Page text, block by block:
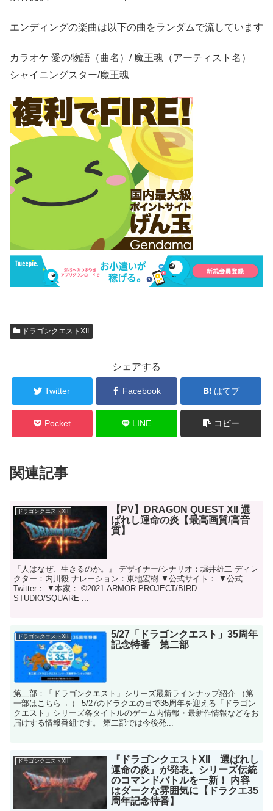
エンディングの楽曲は以下の曲をランダムで流しています
カラオケ 愛の物語（曲名）/ 魔王魂（アーティスト名）
シャイニングスター/魔王魂
ドラゴンクエストXII
シェアする
Twitter Facebook はてブ
Pocket LINE コピー
関連記事
ドラゴンクエストXII
【PV】DRAGON QUEST XII 選
ばれし運命の炎【最高画質/高音
質】
『人はなぜ、生きるのか。』 デザイナー/シナリオ：堀井雄二 ディレ
クター：内川毅 ナレーション：東地宏樹 ▼公式サイト： ▼公式
Twitter： ▼本家： ©2021 ARMOR PROJECT/BIRD
STUDIO/SQUARE ...
ドラゴンクエストXII
5/27「ドラゴンクエスト」35周年
記念特番 第二部
第二部：「ドラゴンクエスト」シリーズ最新ラインナップ紹介 （第
一部はこちら→ ） 5/27のドラクエの日で35周年を迎える「ドラゴン
クエスト」シリーズ各タイトルのゲーム内情報・最新作情報などをお
届けする情報番組です。 第二部では今後発...
ドラゴンクエストXII
『ドラゴンクエストXII 選ばれし
運命の炎』が発表。シリーズ伝統
のコマンドバトルを一新！ 内容
はダークな雰囲気に【ドラクエ35
周年記念特番】